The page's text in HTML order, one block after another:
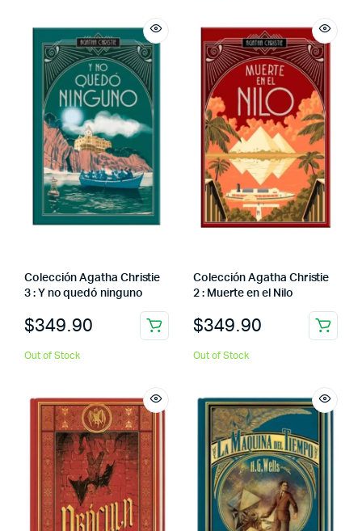
Colección Agatha Christie
3 : Y no quedó ninguno
$349.90
Out of Stock
Colección Agatha Christie
2 : Muerte en el Nilo
$349.90
Out of Stock